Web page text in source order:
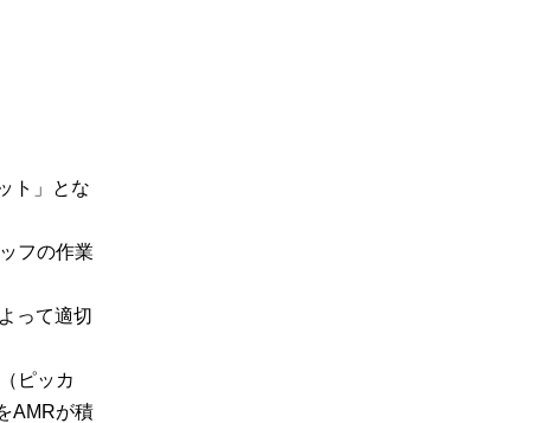
ト」とな
フの作業
って適切
ピッカ
AMRが積